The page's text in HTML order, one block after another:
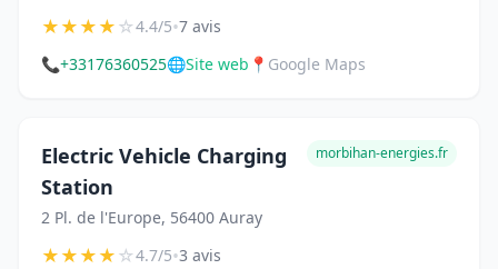
★★★★☆4.4/5•7 avis
📞+33176360525🌐Site web 📍 Google Maps
Electric Vehicle Charging
Station
2 Pl. de l'Europe, 56400 Auray
morbihan-energies.fr
★★★★☆4.7/5•3 avis